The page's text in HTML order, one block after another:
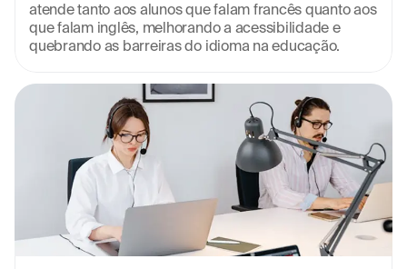
atende tanto aos alunos que falam francês quanto aos
que falam inglês, melhorando a acessibilidade e
quebrando as barreiras do idioma na educação.